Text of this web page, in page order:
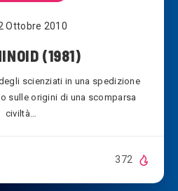
Ottobre 2010
(1981)
scienziati in una spedizione
sulle origini di una scomparsa
civiltà…
372